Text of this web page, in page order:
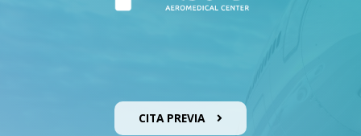
CITA PREVIA